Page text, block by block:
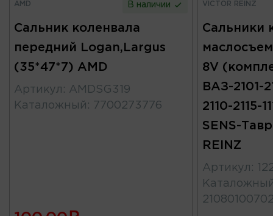
AMD В наличии
Сальник коленвала
передний Logan,Largus
(35*47*7) AMD
Артикул : AMDSG319
Каталожный : 7700273776
VICTOR REINZ
Сальники
8V
ВАЗ-2101-
2110-2115-
SENS-
REINZ
Артикул :